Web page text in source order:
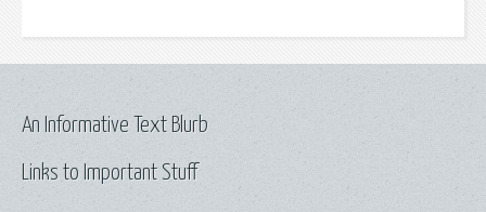
Links to Important Stuff
An Informative Text Blurb